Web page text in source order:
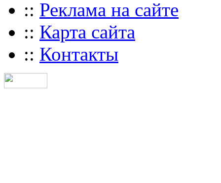
:: Реклама на сайте
:: Карта сайта
:: Контакты